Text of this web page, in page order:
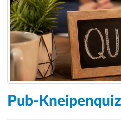
Pub-Kneipenquiz